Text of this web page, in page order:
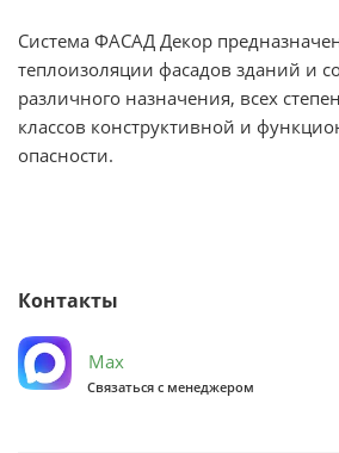
Система ФАСАД Декор
теплоизоляции фасадов зданий и
различного назначения, всех
классов конструктивной и
опасности.
Контакты
Max
Связаться с менеджером